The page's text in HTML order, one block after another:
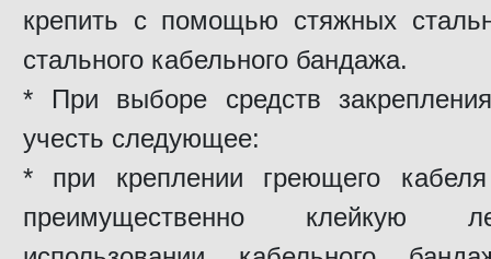
крепить с помощью стяжных
стального кабельного бандажа.
* При выборе средств
учесть следующее:
* при креплении греющего кабеля
преимущественно клейкую